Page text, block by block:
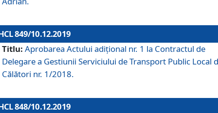
849/10.12.2019
Titlu: Aprobarea Actului adiţional nr. 1 la Contractul de
Delegare a Gestiunii Serviciului de Transport Public Local
Călători nr. 1/2018.
848/10.12.2019